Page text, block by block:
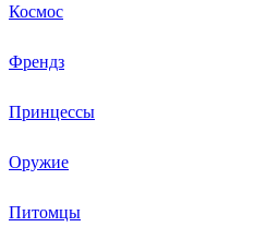
Космос
Френдз
Принцессы
Оружие
Питомцы